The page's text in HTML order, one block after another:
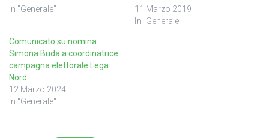
In "Generale"
11 Marzo 2019
In "Generale"
Comunicato su nomina
Simona Buda a coordinatrice
campagna elettorale Lega
Nord
12 Marzo 2024
In "Generale"